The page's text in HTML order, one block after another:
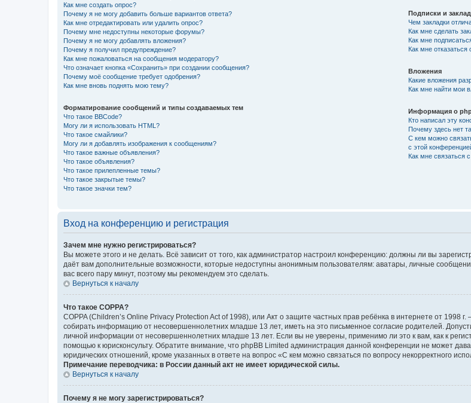
Как мне создать опрос?
Почему я не могу добавить больше вариантов ответа?
Как мне отредактировать или удалить опрос?
Почему мне недоступны некоторые форумы?
Почему я не могу добавлять вложения?
Почему я получил предупреждение?
Как мне пожаловаться на сообщения модератору?
Что означает кнопка «Сохранить» при создании сообщения?
Почему моё сообщение требует одобрения?
Как мне вновь поднять мою тему?
Форматирование сообщений и типы создаваемых тем
Что такое BBCode?
Могу ли я использовать HTML?
Что такое смайлики?
Могу ли я добавлять изображения к сообщениям?
Что такое важные объявления?
Что такое объявления?
Что такое прилепленные темы?
Что такое закрытые темы?
Что такое значки тем?
Подписки и
Чем закладки
Как мне сделать
Как мне
Как мне отказаться
Вложения
Какие вложения
Как мне найти мои
Информация о
Кто написал эту
Почему здесь нет
С кем можно
с этой
Как мне связаться
Вход на конференцию и регистрация
Зачем мне нужно регистрироваться?
Вы можете этого и не делать. Всё зависит от того, как администратор настроил конференцию: должны ли вы
даёт вам дополнительные возможности, которые недоступны анонимным пользователям: аватары, личные
вас всего пару минут, поэтому мы рекомендуем это сделать.
Вернуться к началу
Что такое COPPA?
COPPA (Children’s Online Privacy Protection Act of 1998), или Акт о защите частных прав ребёнка в интернете от
собирать информацию от несовершеннолетних младше 13 лет, иметь на это письменное согласие родителей.
личной информации от несовершеннолетних младше 13 лет. Если вы не уверены, применимо ли это к вам, как к
помощью к юрисконсульту. Обратите внимание, что phpBB Limited администрация данной конференции не может
юридических отношений, кроме указанных в ответе на вопрос «С кем можно связаться по вопросу некорректного
Примечание переводчика: в России данный акт не имеет юридической силы.
Вернуться к началу
Почему я не могу зарегистрироваться?